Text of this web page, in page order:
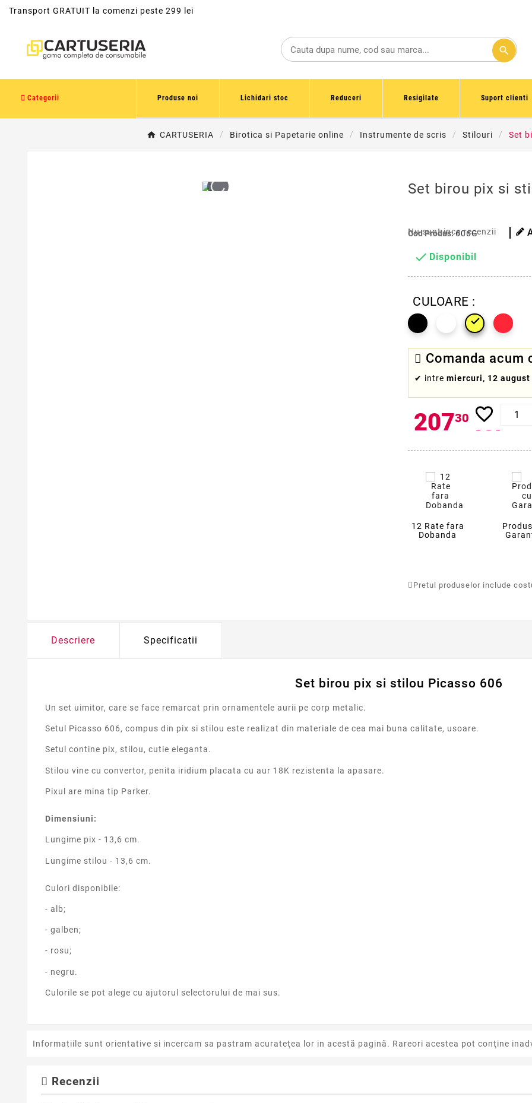
Transport GRATUIT la comenzi peste 299 lei
search
Categorii Produse noi Lichidari stoc Reduceri Resigilate Suport clienti
CARTUSERIA Birotica si Papetarie online Instrumente de scris Stilouri Set
Set birou pix si
Cod Produs:606G
Nu sunt inca recenzii
 Disponibil
CULOARE :

Comanda
✔ intre miercuri, 12 august
20730 lei
favorite_border
12 Rate fara
Dobanda
Pretul produselor include
Descriere Specificatii
Set birou pix si stilou Picasso 606
Un set uimitor, care se face remarcat prin ornamentele aurii pe corp metalic.
Setul Picasso 606, compus din pix si stilou este realizat din materiale de cea mai buna calitate, usoare.
Setul contine pix, stilou, cutie eleganta.
Stilou vine cu convertor, penita iridium placata cu aur 18K rezistenta la apasare.
Pixul are mina tip Parker.
Dimensiuni:
Lungime pix - 13,6 cm.
Lungime stilou - 13,6 cm.
Culori disponibile:
- alb;
- galben;
- rosu;
- negru.
Culorile se pot alege cu ajutorul selectorului de mai sus.
Informatiile sunt orientative si incercam sa pastram acurateţea lor in acestă pagină. Rareori acestea pot conţine
Recenzii